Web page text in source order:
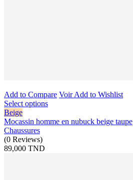
Add to Compare VoirAdd to Wishlist
Select options
Beige
Mocassin homme en nubuck beige taupe
Chaussures
(0 Reviews)
89,000 TND